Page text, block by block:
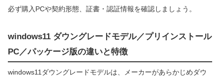
必ず購入PCや契約形態、証書・認証情報を確認しましょう。
windows11 ダウングレードモデル／プリインストール
PC／パッケージ版の違いと特徴
windows11ダウングレードモデルは、メーカーがあらかじめダウ